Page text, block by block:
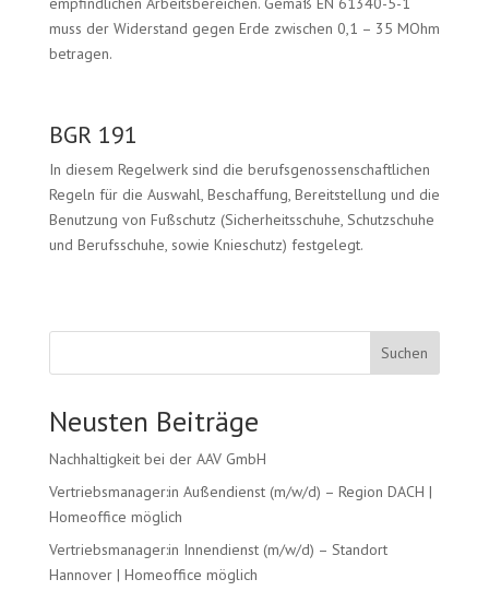
muss der Widerstand gegen Erde zwischen 0,1 – 35 MOhm
betragen.
BGR 191
In diesem Regelwerk sind die berufsgenossenschaftlichen
Regeln für die Auswahl, Beschaffung, Bereitstellung und die
Benutzung von Fußschutz (Sicherheitsschuhe, Schutzschuhe
und Berufsschuhe, sowie Knieschutz) festgelegt.
Suchen
Neusten Beiträge
Nachhaltigkeit bei der AAV GmbH
Vertriebsmanager:in Außendienst (m/w/d) – Region DACH |
Homeoffice möglich
Vertriebsmanager:in Innendienst (m/w/d) – Standort
Hannover | Homeoffice möglich